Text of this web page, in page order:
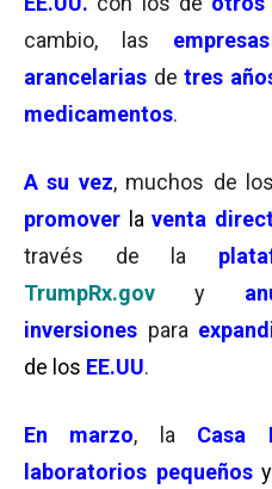
cambio, las empresas
arancelarias detres
medicamentos.
A su vez, muchos de los
promover la venta
través de la
TrumpRx.gov y
inversiones para
de los EE.UU.
En marzo, la Casa
laboratorios pequeñosy